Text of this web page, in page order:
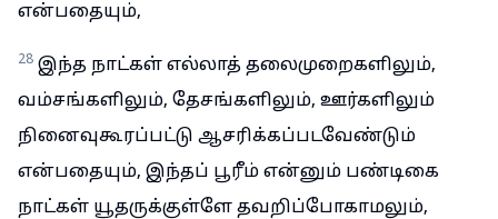
என்பதையும்,
28 இந்த நாட்கள் எல்லாத் தலைமுறைகளிலும்,
வம்சங்களிலும், தேசங்களிலும், ஊர்களிலும்
நினைவுகூரப்பட்டு ஆசரிக்கப்படவேண்டும்
என்பதையும், இந்தப் பூரீம் என்னும் பண்டிகை
நாட்கள் யூதருக்குள்ளே தவறிப்போகாமலும்,